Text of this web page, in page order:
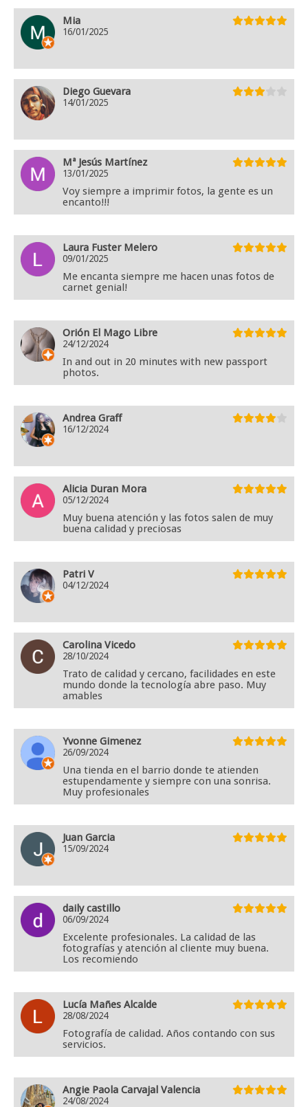
Mia
16/01/2025
Diego Guevara
14/01/2025
Mª Jesús Martínez
13/01/2025
Voy siempre a imprimir fotos, la gente es un
encanto!!!
Laura Fuster Melero
09/01/2025
Me encanta siempre me hacen unas fotos de
carnet genial!
Orión El Mago Libre
24/12/2024
In and out in 20 minutes with new passport
photos.
Andrea Graff
16/12/2024
Alicia Duran Mora
05/12/2024
Muy buena atención y las fotos salen de muy
buena calidad y preciosas
Patri V
04/12/2024
Carolina Vicedo
28/10/2024
Trato de calidad y cercano, facilidades en este
mundo donde la tecnología abre paso. Muy
amables
Yvonne Gimenez
26/09/2024
Una tienda en el barrio donde te atienden
estupendamente y siempre con una sonrisa.
Muy profesionales
Juan Garcia
15/09/2024
daily castillo
06/09/2024
Excelente profesionales. La calidad de las
fotografías y atención al cliente muy buena.
Los recomiendo
Lucía Mañes Alcalde
28/08/2024
Fotografía de calidad. Años contando con sus
servicios.
Angie Paola Carvajal Valencia
24/08/2024